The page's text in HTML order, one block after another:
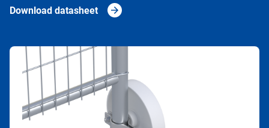
Download datasheet